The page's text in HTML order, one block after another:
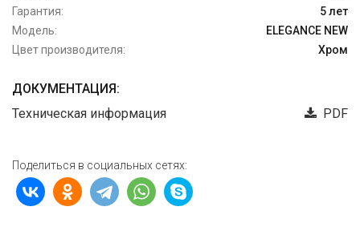
Гарантия:
5 лет
Модель:
ELEGANCE NEW
Цвет производителя:
Хром
ДОКУМЕНТАЦИЯ:
Техническая информация
PDF
Поделиться в социальных сетях: